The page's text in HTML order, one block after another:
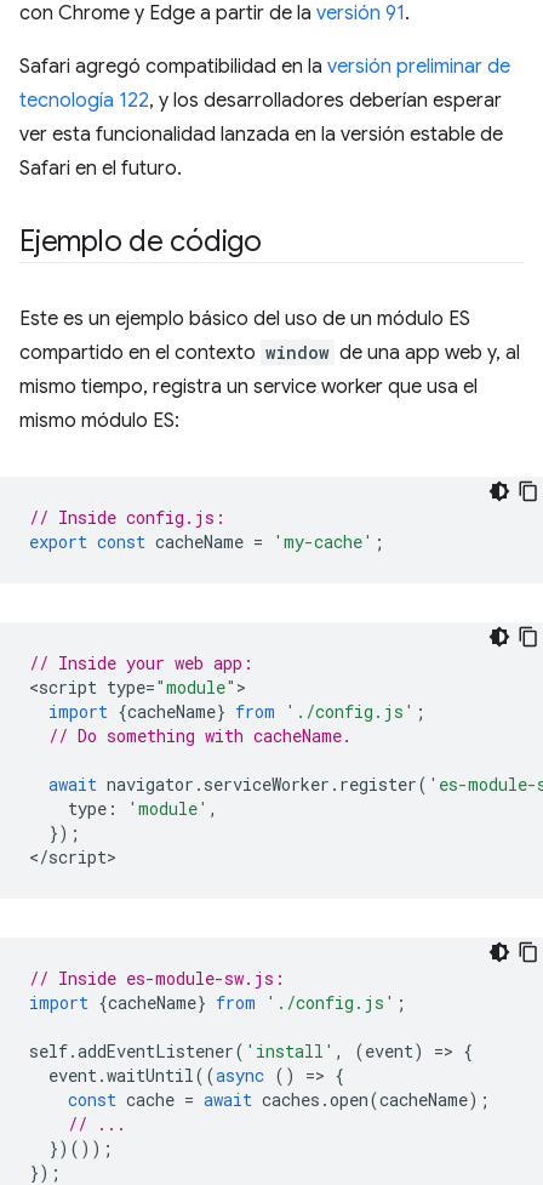
con Chrome y Edge a partir de la versión 91.
Safari agregó compatibilidad en la versión preliminar de
tecnología 122, y los desarrolladores deberían esperar
ver esta funcionalidad lanzada en la versión estable de
Safari en el futuro.
Ejemplo de código
Este es un ejemplo básico del uso de un módulo ES
compartido en el contexto window de una app web y, al
mismo tiempo, registra un service worker que usa el
mismo módulo ES:
// Inside config.js:
export const cacheName = 'my-cache' ;
// Inside your web app:
<script type="module"
import {cacheName} from './config.js' ;
// Do something with cacheName.
await navigator . serviceWorker . register( 'es-
type : 'module' ,
});
</script
// Inside es-module-sw.js:
import {cacheName} from './config.js' ;
self.addEventListener( 'install' , (event) => {
event.waitUntil((async () => {
const cache = await caches .open(cacheName);
// ...
})());
});